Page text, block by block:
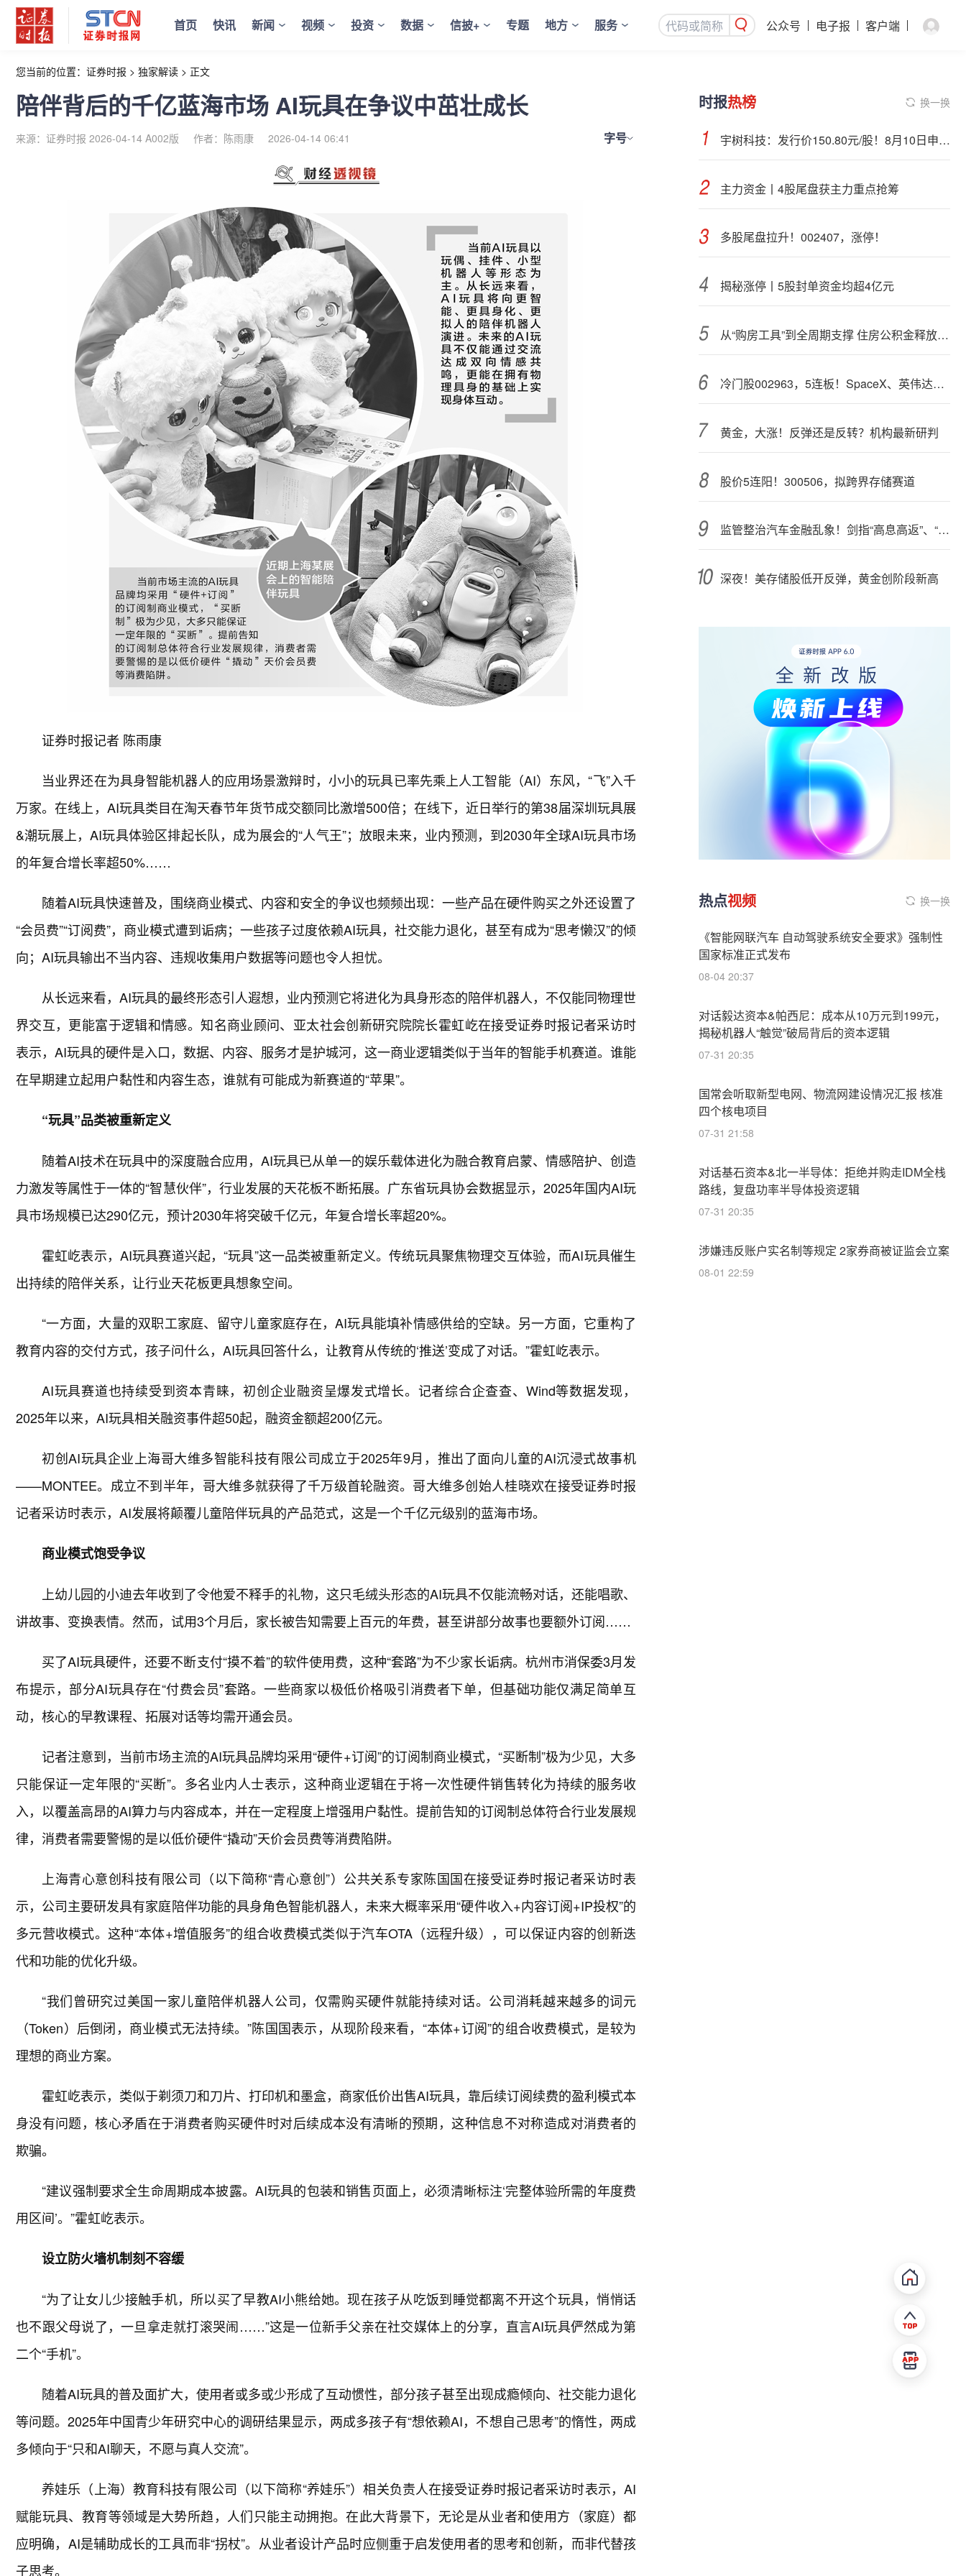
首页 快讯 新闻 视频 投资 数据 信披+ 专题 地方 服务 公众号 电子报 客户端
您当前的位置： 证券时报 > 独家解读 > 正文
陪伴背后的千亿蓝海市场 AI玩具在争议中茁壮成长
来源：证券时报 2026-04-14 A002版 作者：陈雨康 2026-04-14 06:41 字号
证券时报记者 陈雨康
当业界还在为具身智能机器人的应用场景激辩时，小小的玩具已率先乘上人工智能（AI）东风，“飞”入千
万家。在线上，AI玩具类目在淘天春节年货节成交额同比激增500倍；在线下，近日举行的第38届深圳玩具展
&潮玩展上，AI玩具体验区排起长队，成为展会的“人气王”；放眼未来，业内预测，到2030年全球AI玩具市场
的年复合增长率超50%……
随着AI玩具快速普及，围绕商业模式、内容和安全的争议也频频出现：一些产品在硬件购买之外还设置了
“会员费”“订阅费”，商业模式遭到诟病；一些孩子过度依赖AI玩具，社交能力退化，甚至有成为“思考懒汉”的倾
向；AI玩具输出不当内容、违规收集用户数据等问题也令人担忧。
从长远来看，AI玩具的最终形态引人遐想，业内预测它将进化为具身形态的陪伴机器人，不仅能同物理世
界交互，更能富于逻辑和情感。知名商业顾问、亚太社会创新研究院院长霍虹屹在接受证券时报记者采访时
表示，AI玩具的硬件是入口，数据、内容、服务才是护城河，这一商业逻辑类似于当年的智能手机赛道。谁能
在早期建立起用户黏性和内容生态，谁就有可能成为新赛道的“苹果”。
“玩具”品类被重新定义
随着AI技术在玩具中的深度融合应用，AI玩具已从单一的娱乐载体进化为融合教育启蒙、情感陪护、创造
力激发等属性于一体的“智慧伙伴”，行业发展的天花板不断拓展。广东省玩具协会数据显示，2025年国内AI玩
具市场规模已达290亿元，预计2030年将突破千亿元，年复合增长率超20%。
霍虹屹表示，AI玩具赛道兴起，“玩具”这一品类被重新定义。传统玩具聚焦物理交互体验，而AI玩具催生
出持续的陪伴关系，让行业天花板更具想象空间。
“一方面，大量的双职工家庭、留守儿童家庭存在，AI玩具能填补情感供给的空缺。另一方面，它重构了
教育内容的交付方式，孩子问什么，AI玩具回答什么，让教育从传统的‘推送’变成了对话。”霍虹屹表示。
AI玩具赛道也持续受到资本青睐，初创企业融资呈爆发式增长。记者综合企查查、Wind等数据发现，
2025年以来，AI玩具相关融资事件超50起，融资金额超200亿元。
初创AI玩具企业上海哥大维多智能科技有限公司成立于2025年9月，推出了面向儿童的AI沉浸式故事机
——MONTEE。成立不到半年，哥大维多就获得了千万级首轮融资。哥大维多创始人桂晓欢在接受证券时报
记者采访时表示，AI发展将颠覆儿童陪伴玩具的产品范式，这是一个千亿元级别的蓝海市场。
商业模式饱受争议
上幼儿园的小迪去年收到了令他爱不释手的礼物，这只毛绒头形态的AI玩具不仅能流畅对话，还能唱歌、
讲故事、变换表情。然而，试用3个月后，家长被告知需要上百元的年费，甚至讲部分故事也要额外订阅……
买了AI玩具硬件，还要不断支付“摸不着”的软件使用费，这种“套路”为不少家长诟病。杭州市消保委3月发
布提示，部分AI玩具存在“付费会员”套路。一些商家以极低价格吸引消费者下单，但基础功能仅满足简单互
动，核心的早教课程、拓展对话等均需开通会员。
记者注意到，当前市场主流的AI玩具品牌均采用“硬件+订阅”的订阅制商业模式，“买断制”极为少见，大多
只能保证一定年限的“买断”。多名业内人士表示，这种商业逻辑在于将一次性硬件销售转化为持续的服务收
入，以覆盖高昂的AI算力与内容成本，并在一定程度上增强用户黏性。提前告知的订阅制总体符合行业发展规
律，消费者需要警惕的是以低价硬件“撬动”天价会员费等消费陷阱。
上海青心意创科技有限公司（以下简称“青心意创”）公共关系专家陈国国在接受证券时报记者采访时表
示，公司主要研发具有家庭陪伴功能的具身角色智能机器人，未来大概率采用“硬件收入+内容订阅+IP投权”的
多元营收模式。这种“本体+增值服务”的组合收费模式类似于汽车OTA（远程升级），可以保证内容的创新迭
代和功能的优化升级。
“我们曾研究过美国一家儿童陪伴机器人公司，仅需购买硬件就能持续对话。公司消耗越来越多的词元
（Token）后倒闭，商业模式无法持续。”陈国国表示，从现阶段来看，“本体+订阅”的组合收费模式，是较为
理想的商业方案。
霍虹屹表示，类似于剃须刀和刀片、打印机和墨盒，商家低价出售AI玩具，靠后续订阅续费的盈利模式本
身没有问题，核心矛盾在于消费者购买硬件时对后续成本没有清晰的预期，这种信息不对称造成对消费者的
欺骗。
“建议强制要求全生命周期成本披露。AI玩具的包装和销售页面上，必须清晰标注‘完整体验所需的年度费
用区间’。”霍虹屹表示。
设立防火墙机制刻不容缓
“为了让女儿少接触手机，所以买了早教AI小熊给她。现在孩子从吃饭到睡觉都离不开这个玩具，悄悄话
也不跟父母说了，一旦拿走就打滚哭闹……”这是一位新手父亲在社交媒体上的分享，直言AI玩具俨然成为第
二个“手机”。
随着AI玩具的普及面扩大，使用者或多或少形成了互动惯性，部分孩子甚至出现成瘾倾向、社交能力退化
等问题。2025年中国青少年研究中心的调研结果显示，两成多孩子有“想依赖AI，不想自己思考”的惰性，两成
多倾向于“只和AI聊天，不愿与真人交流”。
养娃乐（上海）教育科技有限公司（以下简称“养娃乐”）相关负责人在接受证券时报记者采访时表示，AI
赋能玩具、教育等领域是大势所趋，人们只能主动拥抱。在此大背景下，无论是从业者和使用方（家庭）都
应明确，AI是辅助成长的工具而非“拐杖”。从业者设计产品时应侧重于启发使用者的思考和创新，而非代替孩
子思考。
时报热榜 换一换
宇树科技：发行价150.80元/股！8月10日申购，DeepSeek参与战略配售
主力资金丨4股尾盘获主力重点抢筹
多股尾盘拉升！002407，涨停！
揭秘涨停丨5股封单资金均超4亿元
从“购房工具”到全周期支撑 住房公积金释放更大能量
冷门股002963，5连板！SpaceX、英伟达联手，入局太空算力（附股）
黄金，大涨！反弹还是反转？机构最新研判
股价5连阳！300506，拟跨界存储赛道
监管整治汽车金融乱象！剑指“高息高返”、“零首付”“低首付”诱导购车
深夜！美存储股低开反弹，黄金创阶段新高
热点视频 换一换
《智能网联汽车 自动驾驶系统安全要求》强制性
国家标准正式发布
08-04 20:37
对话毅达资本&帕西尼：成本从10万元到199元，
揭秘机器人“触觉”破局背后的资本逻辑
07-31 20:35
国常会听取新型电网、物流网建设情况汇报 核准
四个核电项目
07-31 21:58
对话基石资本&北一半导体：拒绝并购走IDM全栈
路线，复盘功率半导体投资逻辑
07-31 20:35
涉嫌违反账户实名制等规定 2家券商被证监会立案
08-01 22:59